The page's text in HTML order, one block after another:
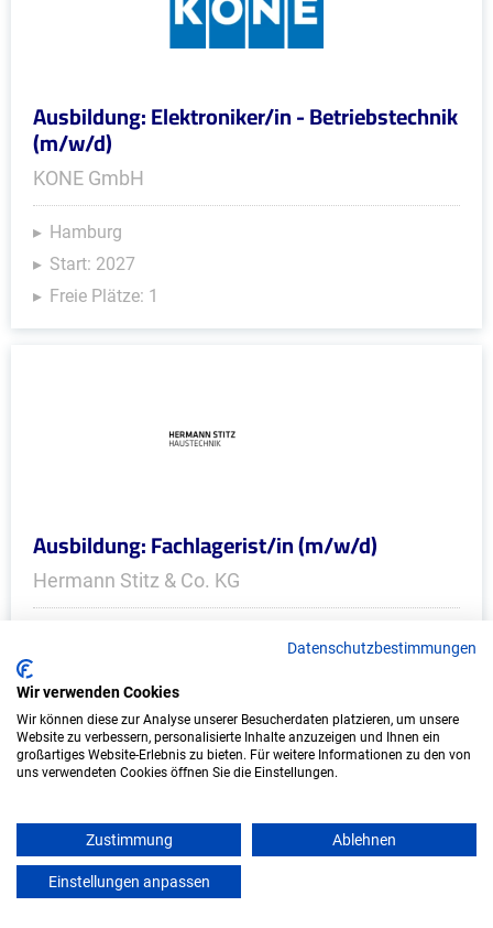
Ausbildung: Elektroniker/in - Betriebstechnik
(m/w/d)
KONE GmbH
Hamburg
Start: 2027
Freie Plätze: 1
Ausbildung: Fachlagerist/in (m/w/d)
Hermann Stitz & Co. KG
Freie Plätze: 1
Datenschutzbestimmungen
Wir verwenden Cookies
Wir können diese zur Analyse unserer Besucherdaten platzieren, um unsere
Website zu verbessern, personalisierte Inhalte anzuzeigen und Ihnen ein
großartiges Website-Erlebnis zu bieten. Für weitere Informationen zu den von
uns verwendeten Cookies öffnen Sie die Einstellungen.
Zustimmung Ablehnen
Einstellungen anpassen